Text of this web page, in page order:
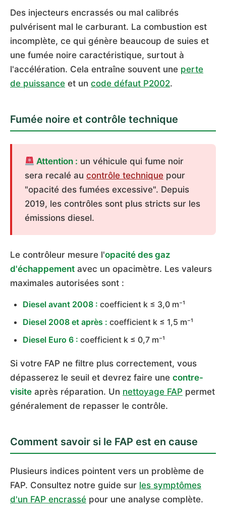
Des injecteurs encrassés ou mal calibrés
pulvérisent mal le carburant. La combustion est
incomplète, ce qui génère beaucoup de suies et
une fumée noire caractéristique, surtout à
l'accélération. Cela entraîne souvent une perte
de puissance et un code défaut P2002.
Fumée noire et contrôle technique
Attention : un véhicule qui fume noir
sera recalé au contrôle technique pour
"opacité des fumées excessive". Depuis
2019, les contrôles sont plus stricts sur les
émissions diesel.
Le contrôleur mesure l'opacité des gaz
d'échappement avec un opacimètre. Les valeurs
maximales autorisées sont :
Diesel avant 2008 : coefficient k ≤ 3,0 m⁻¹
Diesel 2008 et après : coefficient k ≤ 1,5 m⁻¹
Diesel Euro 6 : coefficient k ≤ 0,7 m⁻¹
Si votre FAP ne filtre plus correctement, vous
dépasserez le seuil et devrez faire une contre-
visite après réparation. Un nettoyage FAP permet
généralement de repasser le contrôle.
Comment savoir si le FAP est en cause
Plusieurs indices pointent vers un problème de
FAP. Consultez notre guide sur les symptômes
d'un FAP encrassé pour une analyse complète.